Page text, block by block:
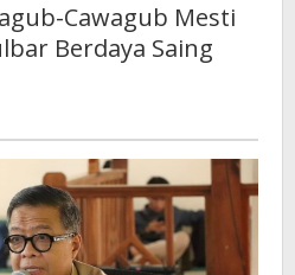
Mesti
Paham
Cawagub Mesti
Berdaya Saing